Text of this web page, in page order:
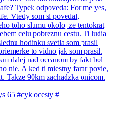
65 #cyklocesty #